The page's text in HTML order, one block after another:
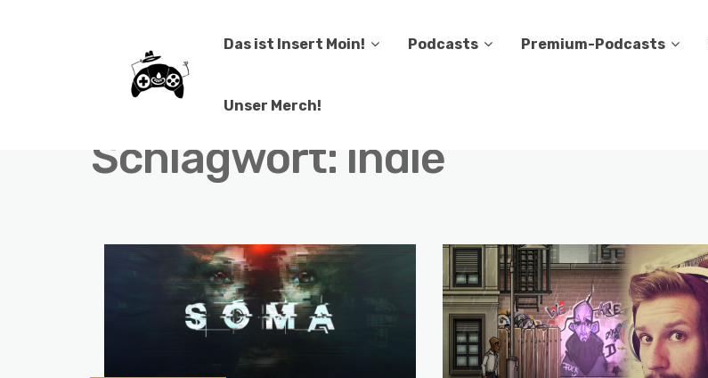
Das ist Insert Moin! Podcasts Premium-Podcasts
Unser Merch!
Schlagwort: indie